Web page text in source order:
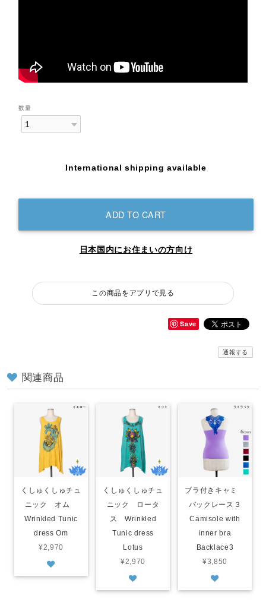
数量
International shipping available
ADD TO CART
日本国内にお住まいの方向け
この商品をアプリで見る
Save
通報する
関連商品
くしゅくしゅチュ
ニック オム
Wrinkled Tunic
dress Om
¥2,970
くしゅくしゅチュ
ニック ロータ
ス Wrinkled
Tunic dress
Lotus
¥2,970
ブラ付きキャミ
バックレース３
Camisole with
inner bra
Backlace3
¥3,850